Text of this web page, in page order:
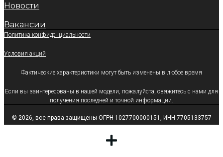
Новости
Вакансии
Политика конфиденциальности
Условия акций
Фактические характеристики могут быть изменены в любое время
Если вы заинтересованы в нашей модели, пожалуйста, свяжитесь с нами для
получения последней и точной информации.
© 2026, все права защищены ОГРН 1027700000151, ИНН 7705133757